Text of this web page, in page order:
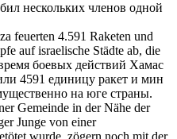
нескольких членов одной
feuerten 4.591 Raketen und
auf israelische Städte ab, die
боевых действий Хамас
4591 единицу ракет и мин
на юге страны.
Gemeinde in der Nähe der
Junge von einer
wurde, zögern noch mit der